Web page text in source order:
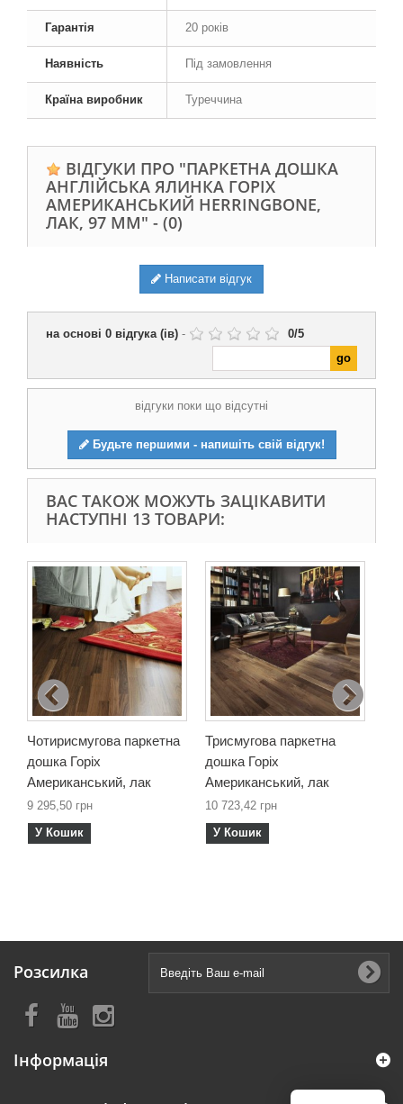
Гарантія 20 років
Наявність Під замовлення
Країна виробник Туреччина
ВІДГУКИ ПРО "ПАРКЕТНА ДОШКА
АНГЛІЙСЬКА ЯЛИНКА ГОРІХ
АМЕРИКАНСЬКИЙ HERRINGBONE,
ЛАК, 97 ММ" - (0)
Написати відгук
на основі 0 відгука (ів) - 0/5
відгуки поки що відсутні
Будьте першими - напишіть свій відгук!
ВАС ТАКОЖ МОЖУТЬ ЗАЦІКАВИТИ
НАСТУПНІ 13 ТОВАРИ:
Чотирисмугова паркетна
дошка Горіх
Американський, лак
9 295,50 грн
У Кошик
Трисмугова паркетна
дошка Горіх
Американський, лак
10 723,42 грн
У Кошик
Розсилка
Інформація